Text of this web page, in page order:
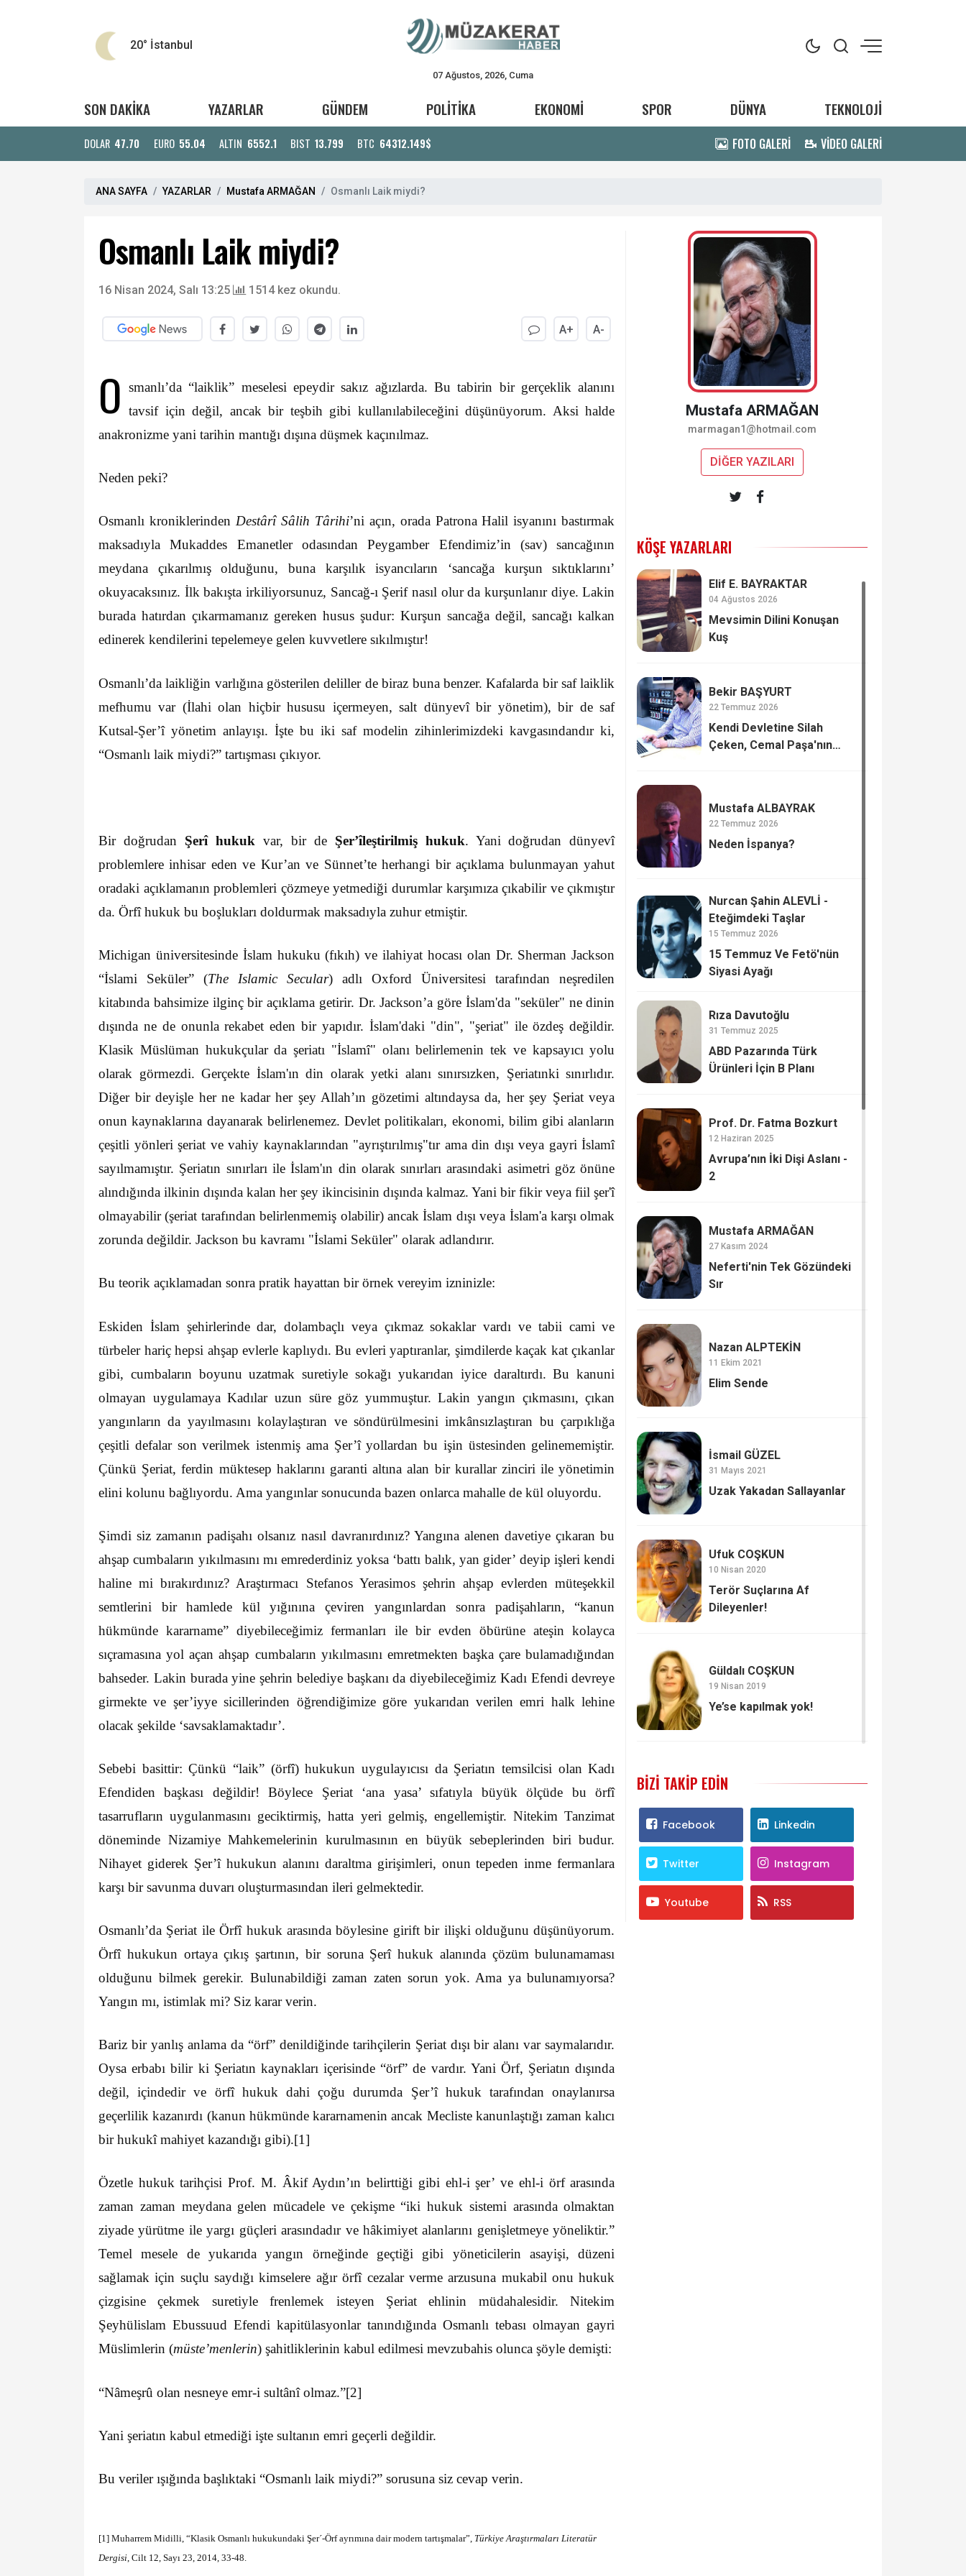
20° İstanbul
07 Ağustos, 2026, Cuma
SON DAKİKA YAZARLAR GÜNDEM POLİTİKA EKONOMİ SPOR DÜNYA TEKNOLOJİ
DOLAR 47.70 EURO 55.04 ALTIN 6552.1 BIST 13.799 BTC 64312.149$ FOTO GALERİ VİDEO GALERİ
ANA SAYFA YAZARLAR Mustafa ARMAĞAN Osmanlı Laik miydi?
Osmanlı Laik miydi?
16 Nisan 2024, Salı 13:25 1514 kez okundu.
A+ A-
O smanlı’da “laiklik” meselesi epeydir sakız ağızlarda. Bu tabirin bir gerçeklik alanını
tavsif için değil, ancak bir teşbih gibi kullanılabileceğini düşünüyorum. Aksi halde
anakronizme yani tarihin mantığı dışına düşmek kaçınılmaz.
Neden peki?
Osmanlı kroniklerinden Destârî Sâlih Târihi’ni açın, orada Patrona Halil isyanını bastırmak
maksadıyla Mukaddes Emanetler odasından Peygamber Efendimiz’in (sav) sancağının
meydana çıkarılmış olduğunu, buna karşılık isyancıların ‘sancağa kurşun sıktıklarını’
okuyacaksınız. İlk bakışta irkiliyorsunuz, Sancağ-ı Şerif nasıl olur da kurşunlanır diye. Lakin
burada hatırdan çıkarmamanız gereken husus şudur: Kurşun sancağa değil, sancağı kalkan
edinerek kendilerini tepelemeye gelen kuvvetlere sıkılmıştır!
Osmanlı’da laikliğin varlığına gösterilen deliller de biraz buna benzer. Kafalarda bir saf laiklik
mefhumu var (İlahi olan hiçbir hususu içermeyen, salt dünyevî bir yönetim), bir de saf
Kutsal-Şer’î yönetim anlayışı. İşte bu iki saf modelin zihinlerimizdeki kavgasındandır ki,
“Osmanlı laik miydi?” tartışması çıkıyor.
Bir doğrudan Şerî hukuk var, bir de Şer’îleştirilmiş hukuk. Yani doğrudan dünyevî
problemlere inhisar eden ve Kur’an ve Sünnet’te herhangi bir açıklama bulunmayan yahut
oradaki açıklamanın problemleri çözmeye yetmediği durumlar karşımıza çıkabilir ve çıkmıştır
da. Örfî hukuk bu boşlukları doldurmak maksadıyla zuhur etmiştir.
Michigan üniversitesinde İslam hukuku (fıkıh) ve ilahiyat hocası olan Dr. Sherman Jackson
“İslami Seküler” (The Islamic Secular) adlı Oxford Üniversitesi tarafından neşredilen
kitabında bahsimize ilginç bir açıklama getirir. Dr. Jackson’a göre İslam'da "seküler" ne dinin
dışında ne de onunla rekabet eden bir yapıdır. İslam'daki "din", "şeriat" ile özdeş değildir.
Klasik Müslüman hukukçular da şeriatı "İslamî" olanı belirlemenin tek ve kapsayıcı yolu
olarak görmezdi. Gerçekte İslam'ın din olarak yetki alanı sınırsızken, Şeriatınki sınırlıdır.
Diğer bir deyişle her ne kadar her şey Allah’ın gözetimi altındaysa da, her şey Şeriat veya
onun kaynaklarına dayanarak belirlenemez. Devlet politikaları, ekonomi, bilim gibi alanların
çeşitli yönleri şeriat ve vahiy kaynaklarından "ayrıştırılmış"tır ama din dışı veya gayri İslamî
sayılmamıştır. Şeriatın sınırları ile İslam'ın din olarak sınırları arasındaki asimetri göz önüne
alındığında ilkinin dışında kalan her şey ikincisinin dışında kalmaz. Yani bir fikir veya fiil şer'î
olmayabilir (şeriat tarafından belirlenmemiş olabilir) ancak İslam dışı veya İslam'a karşı olmak
zorunda değildir. Jackson bu kavramı "İslami Seküler" olarak adlandırır.
Bu teorik açıklamadan sonra pratik hayattan bir örnek vereyim izninizle:
Eskiden İslam şehirlerinde dar, dolambaçlı veya çıkmaz sokaklar vardı ve tabii cami ve
türbeler hariç hepsi ahşap evlerle kaplıydı. Bu evleri yaptıranlar, şimdilerde kaçak kat çıkanlar
gibi, cumbaların boyunu uzatmak suretiyle sokağı yukarıdan iyice daraltırdı. Bu kanuni
olmayan uygulamaya Kadılar uzun süre göz yummuştur. Lakin yangın çıkmasını, çıkan
yangınların da yayılmasını kolaylaştıran ve söndürülmesini imkânsızlaştıran bu çarpıklığa
çeşitli defalar son verilmek istenmiş ama Şer’î yollardan bu işin üstesinden gelinememiştir.
Çünkü Şeriat, ferdin müktesep haklarını garanti altına alan bir kurallar zinciri ile yönetimin
elini kolunu bağlıyordu. Ama yangınlar sonucunda bazen onlarca mahalle de kül oluyordu.
Şimdi siz zamanın padişahı olsanız nasıl davranırdınız? Yangına alenen davetiye çıkaran bu
ahşap cumbaların yıkılmasını mı emrederdiniz yoksa ‘battı balık, yan gider’ deyip işleri kendi
haline mi bırakırdınız? Araştırmacı Stefanos Yerasimos şehrin ahşap evlerden müteşekkil
semtlerini bir hamlede kül yığınına çeviren yangınlardan sonra padişahların, “kanun
hükmünde kararname” diyebileceğimiz fermanları ile bir evden öbürüne ateşin kolayca
sıçramasına yol açan ahşap cumbaların yıkılmasını emretmekten başka çare bulamadığından
bahseder. Lakin burada yine şehrin belediye başkanı da diyebileceğimiz Kadı Efendi devreye
girmekte ve şer’iyye sicillerinden öğrendiğimize göre yukarıdan verilen emri halk lehine
olacak şekilde ‘savsaklamaktadır’.
Sebebi basittir: Çünkü “laik” (örfî) hukukun uygulayıcısı da Şeriatın temsilcisi olan Kadı
Efendiden başkası değildir! Böylece Şeriat ‘ana yasa’ sıfatıyla büyük ölçüde bu örfî
tasarrufların uygulanmasını geciktirmiş, hatta yeri gelmiş, engellemiştir. Nitekim Tanzimat
döneminde Nizamiye Mahkemelerinin kurulmasının en büyük sebeplerinden biri budur.
Nihayet giderek Şer’î hukukun alanını daraltma girişimleri, onun tepeden inme fermanlara
karşı bir savunma duvarı oluşturmasından ileri gelmektedir.
Osmanlı’da Şeriat ile Örfî hukuk arasında böylesine girift bir ilişki olduğunu düşünüyorum.
Örfî hukukun ortaya çıkış şartının, bir soruna Şerî hukuk alanında çözüm bulunamaması
olduğunu bilmek gerekir. Bulunabildiği zaman zaten sorun yok. Ama ya bulunamıyorsa?
Yangın mı, istimlak mi? Siz karar verin.
Bariz bir yanlış anlama da “örf” denildiğinde tarihçilerin Şeriat dışı bir alanı var saymalarıdır.
Oysa erbabı bilir ki Şeriatın kaynakları içerisinde “örf” de vardır. Yani Örf, Şeriatın dışında
değil, içindedir ve örfî hukuk dahi çoğu durumda Şer’î hukuk tarafından onaylanırsa
geçerlilik kazanırdı (kanun hükmünde kararnamenin ancak Mecliste kanunlaştığı zaman kalıcı
bir hukukî mahiyet kazandığı gibi).[1]
Özetle hukuk tarihçisi Prof. M. Âkif Aydın’ın belirttiği gibi ehl-i şer’ ve ehl-i örf arasında
zaman zaman meydana gelen mücadele ve çekişme “iki hukuk sistemi arasında olmaktan
ziyade yürütme ile yargı güçleri arasındadır ve hâkimiyet alanlarını genişletmeye yöneliktir.”
Temel mesele de yukarıda yangın örneğinde geçtiği gibi yöneticilerin asayişi, düzeni
sağlamak için suçlu saydığı kimselere ağır örfî cezalar verme arzusuna mukabil onu hukuk
çizgisine çekmek suretiyle frenlemek isteyen Şeriat ehlinin müdahalesidir. Nitekim
Şeyhülislam Ebussuud Efendi kapitülasyonlar tanındığında Osmanlı tebası olmayan gayri
Müslimlerin (müste’menlerin) şahitliklerinin kabul edilmesi mevzubahis olunca şöyle demişti:
“Nâmeşrû olan nesneye emr-i sultânî olmaz.”[2]
Yani şeriatın kabul etmediği işte sultanın emri geçerli değildir.
Bu veriler ışığında başlıktaki “Osmanlı laik miydi?” sorusuna siz cevap verin.
[1] Muharrem Midilli, “Klasik Osmanlı hukukundaki Şer´-Örf ayrımına dair modern tartışmalar”, Türkiye Araştırmaları Literatür
Dergisi, Cilt 12, Sayı 23, 2014, 33-48.
Mustafa ARMAĞAN
marmagan1@hotmail.com
DİĞER YAZILARI
KÖŞE YAZARLARI
Elif E. BAYRAKTAR
04 Ağustos 2026
Mevsimin Dilini Konuşan
Kuş
Bekir BAŞYURT
22 Temmuz 2026
Kendi Devletine Silah
Çeken, Cemal Paşa'nın
Mustafa ALBAYRAK
22 Temmuz 2026
Neden İspanya?
Nurcan Şahin ALEVLİ -
Eteğimdeki Taşlar
15 Temmuz 2026
15 Temmuz Ve Fetö'nün
Siyasi Ayağı
Rıza Davutoğlu
31 Temmuz 2025
ABD Pazarında Türk
Ürünleri İçin B Planı
Prof. Dr. Fatma Bozkurt
12 Haziran 2025
Avrupa’nın İki Dişi Aslanı -
2
Mustafa ARMAĞAN
27 Kasım 2024
Neferti'nin Tek Gözündeki
Sır
Nazan ALPTEKİN
11 Ekim 2021
Elim Sende
İsmail GÜZEL
31 Mayıs 2021
Uzak Yakadan Sallayanlar
Ufuk COŞKUN
10 Nisan 2020
Terör Suçlarına Af
Dileyenler!
Güldalı COŞKUN
19 Nisan 2019
Ye’se kapılmak yok!
BIZI TAKIP EDIN
Facebook Linkedin
Twitter Instagram
Youtube RSS